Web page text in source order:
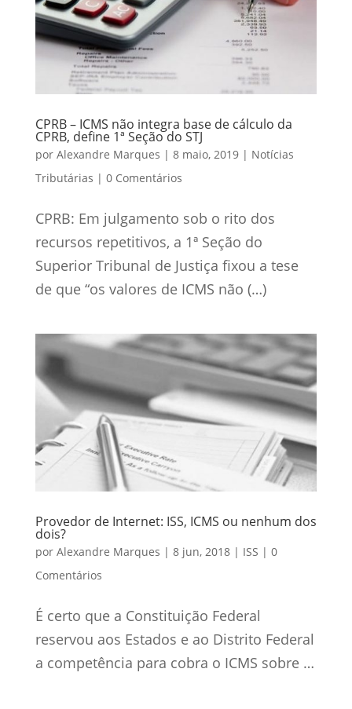
CPRB – ICMS não integra base de cálculo da
CPRB, define 1ª Seção do STJ
por Alexandre Marques | 8 maio, 2019| Notícias
Tributárias | 0 Comentários
CPRB: Em julgamento sob o rito dos
recursos repetitivos, a 1ª Seção do
Superior Tribunal de Justiça fixou a tese
de que “os valores de ICMS não (…)
Provedor de Internet: ISS, ICMS ou nenhum dos
dois?
por Alexandre Marques | 8 jun, 2018| ISS | 0
Comentários
É certo que a Constituição Federal
reservou aos Estados e ao Distrito Federal
a competência para cobra o ICMS sobre …